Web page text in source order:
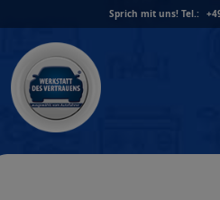
to
content
Sprich mit uns! Tel.: